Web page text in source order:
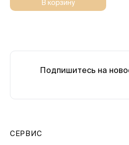
В корзину
Подпишитесь на
СЕРВИС